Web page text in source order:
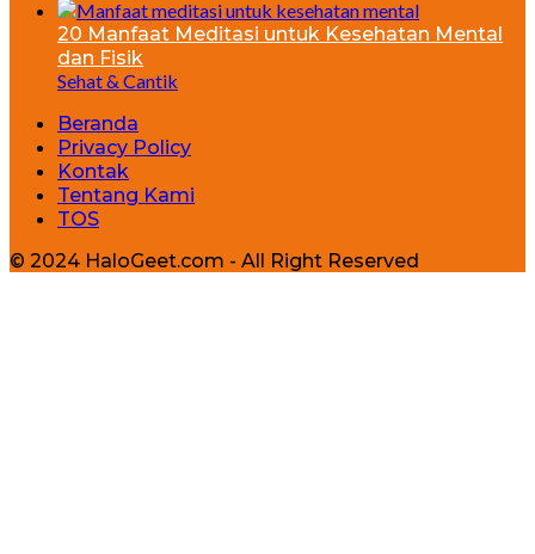
20 Manfaat Meditasi untuk Kesehatan Mental
dan Fisik
Sehat & Cantik
Beranda
Privacy Policy
Kontak
Tentang Kami
TOS
© 2024 HaloGeet.com - All Right Reserved